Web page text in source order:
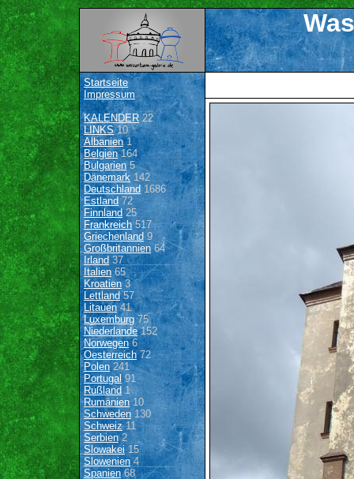
Startseite
Impressum
KALENDER22
LINKS10
Albanien1
Belgien164
Bulgarien 5
Dänemark142
Deutschland 1686
Estland 72
Finnland 25
Frankreich517
Griechenland9
Großbritannien64
Irland 37
Italien65
Kroatien3
Lettland57
Litauen41
Luxemburg 75
Niederlande152
Norwegen6
Oesterreich72
Polen 241
Portugal91
Rußland 1
Rumänien10
Schweden 130
Schweiz11
Serbien2
Slowakei15
Slowenien4
Spanien68